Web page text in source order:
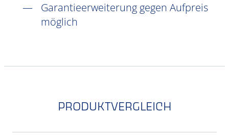
Garantieerweiterung gegen Aufpreis
möglich
PRODUKTVERGLEICH